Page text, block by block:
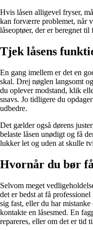
Hvis låsen alligevel fryser,
kan forværre problemet, når
låseoptøer, der er beregnet til
Tjek låsens
En gang imellem er det en
skal. Drej nøglen langsomt
du oplever modstand, klik
snavs. Jo tidligere du
udbedre.
Det gælder også dørens
belaste låsen unødigt og få
lukker let og uden at skulle
Hvornår du bør
Selvom meget
det er bedst at få
sig fast, eller du har
kontakte en låsesmed. En
repareres, eller om det er tid